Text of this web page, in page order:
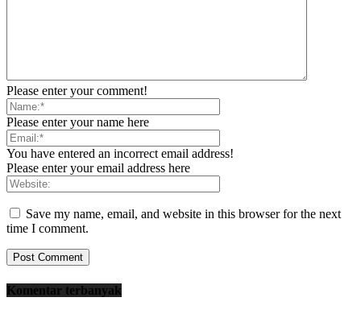
Please enter your comment!
Please enter your name here
You have entered an incorrect email address!
Please enter your email address here
Save my name, email, and website in this browser for the next
time I comment.
Komentar terbanyak